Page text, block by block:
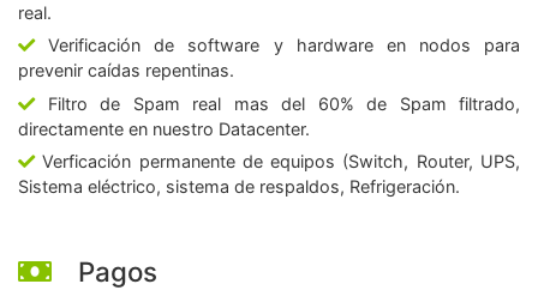
real.
Verificación de software y hardware en nodos para
prevenir caídas repentinas.
Filtro de Spam real mas del 60% de Spam filtrado,
directamente en nuestro Datacenter.
Verficación permanente de equipos (Switch, Router, UPS,
Sistema eléctrico, sistema de respaldos, Refrigeración.
Pagos